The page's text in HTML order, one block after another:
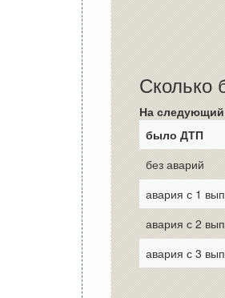
Сколько
На следующий
было ДТП
без аварий
авария с 1
авария с 2
авария с 3